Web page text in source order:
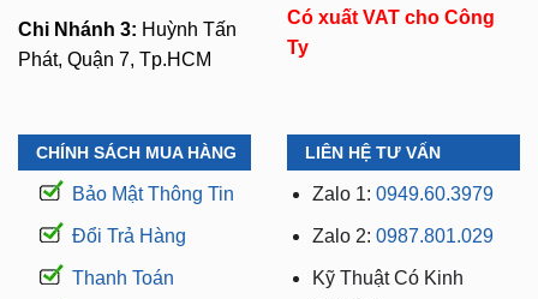
Chi Nhánh 3: Huỳnh Tấn
Phát, Quận 7, Tp.HCM
Có xuất VAT cho Công
Ty
CHÍNH SÁCH MUA HÀNG
Bảo Mật Thông Tin
Đổi Trả Hàng
Thanh Toán
LIÊN HỆ TƯ VẤN
Zalo 1: 0949.60.3979
Zalo 2: 0987.801.029
Kỹ Thuật Có Kinh